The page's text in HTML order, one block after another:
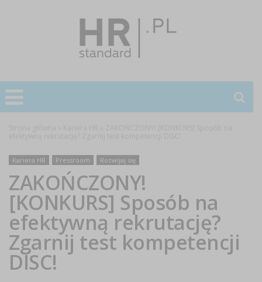
Kariera HR Pressroom Rozwijaj się
ZAKOŃCZONY!
[KONKURS] Sposób na
efektywną rekrutację?
Zgarnij test kompetencji
DISC!